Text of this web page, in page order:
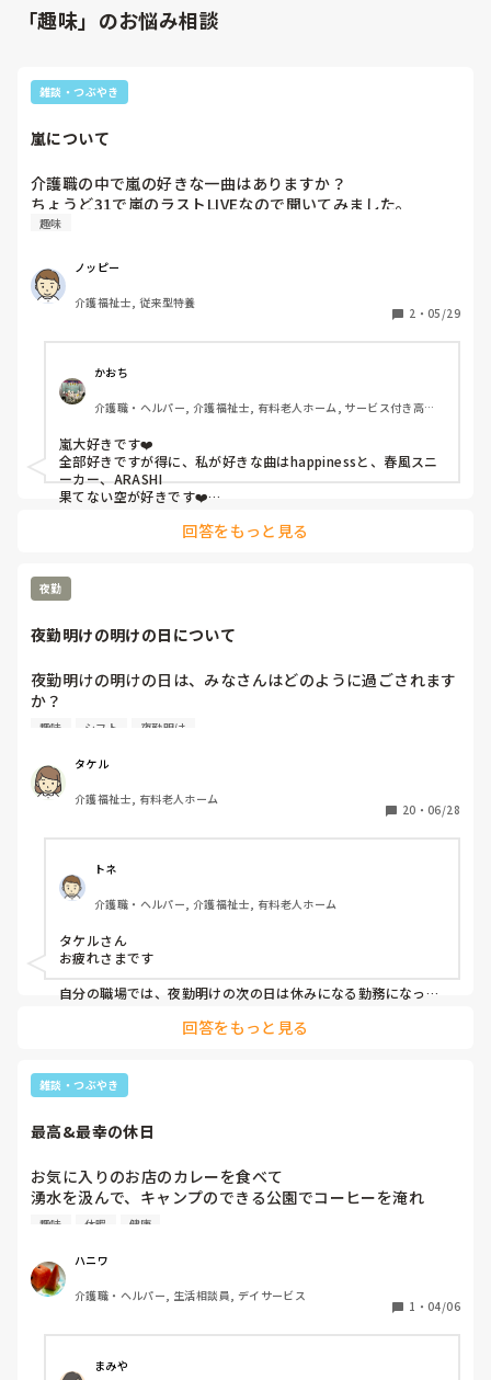
「趣味」のお悩み相談
雑談・つぶやき
嵐について
介護職の中で嵐の好きな一曲はありますか？
ちょうど31で嵐のラストLIVEなので聞いてみました。
趣味
ノッピー
介護福祉士, 従来型特養
2 ・ 05/29
かおち
介護職・ヘルパー, 介護福祉士, 有料老人ホーム, サービス付き高齢
嵐大好きです❤️
全部好きですが得に、私が好きな曲はhappinessと、春風スニ
ーカー、ARASHI
果てない空が好きです❤️
回答をもっと見る
夜勤
夜勤明けの明けの日について
夜勤明けの明けの日は、みなさんはどのように過ごされます
か？
また、明けの日は午前中で終わるため、休みとプラスに考え
趣味 シフト 夜勤明け
タケル
介護福祉士, 有料老人ホーム
20 ・ 06/28
トネ
介護職・ヘルパー, 介護福祉士, 有料老人ホーム
タケルさん
お疲れさまです
自分の職場では、夜勤明けの次の日は休みになる勤務になって
帰って寝ると夕方くらいまで寝ちゃうし、体がダルくなるので
何もしてないと寝ちゃうので、友人とご飯とか趣味活とかして
ます😊
回答をもっと見る
雑談・つぶやき
最高&最幸の休日
お気に入りのお店のカレーを食べて
湧水を汲んで、キャンプのできる公園でコーヒーを淹れ
道の駅で野菜や海産加工品を買い
作り置きしてたおかずとセール品のお惣菜を夕食にして、歯
磨いて寝る！
最高の4連休1日目でした^_^
趣味 休暇 健康
ハニワ
介護職・ヘルパー, 生活相談員, デイサービス
1 ・ 04/06
まみや